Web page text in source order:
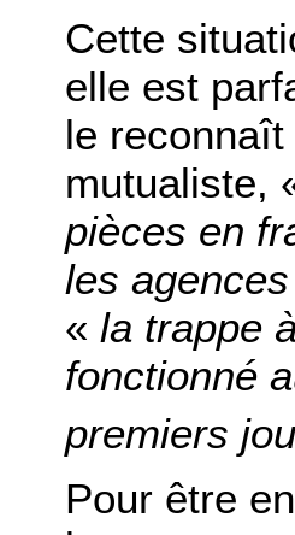
Cette
elle est
le
mutualiste,
pièces en
les agences
« la trappe
fonctionné
premiers
Pour être